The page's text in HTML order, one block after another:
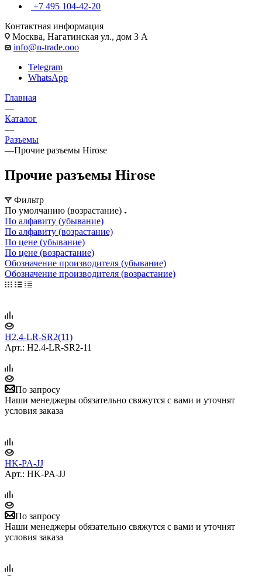
+7 495 104-42-20
Контактная информация
Москва, Нагатинская ул., дом 3 А
info@n-trade.ooo
Telegram
WhatsApp
Главная
—
Каталог
—
Разъeмы
—Прочие разъемы Hirose
Прочие разъемы Hirose
Фильтр
По умолчанию (возрастание)
По алфавиту (убывание)
По алфавиту (возрастание)
По цене (убывание)
По цене (возрастание)
Обозначение производителя (убывание)
Обозначение производителя (возрастание)
H2.4-LR-SR2(11)
Арт.: H2.4-LR-SR2-11
По запросу
Наши менеджеры обязательно свяжутся с вами и уточнят
условия заказа
HK-PA-JJ
Арт.: HK-PA-JJ
По запросу
Наши менеджеры обязательно свяжутся с вами и уточнят
условия заказа